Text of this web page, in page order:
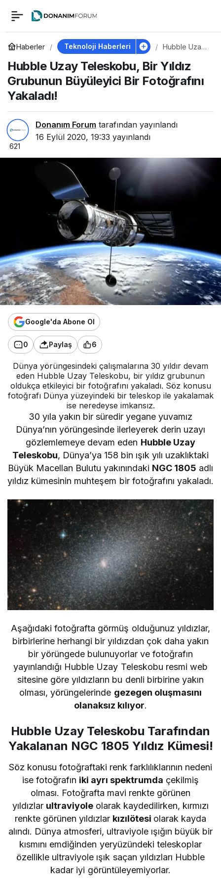
Haberler Teknoloji Haberleri
Hubble Uzay
Bir Yıldız
Grubunun
Büyüleyici Bir
Fotoğrafını
Hubble Uzay Teleskobu, Bir Yıldız
Grubunun Büyüleyici Bir Fotoğrafını
Yakaladı!
Donanım Forum tarafından yayınlandı
16 Eylül 2020, 19:33 yayınlandı
621
Google'da Abone Ol
0 Paylaş 6
Dünya yörüngesindeki çalışmalarına 30 yıldır devam
eden Hubble Uzay Teleskobu, bir yıldız grubunun
oldukça etkileyici bir fotoğrafını yakaladı. Söz konusu
fotoğrafı Dünya yüzeyindeki bir teleskop ile yakalamak
ise neredeyse imkansız.
30 yıla yakın bir süredir yegane yuvamız
Dünya’nın yörüngesinde ilerleyerek derin uzayı
gözlemlemeye devam eden Hubble Uzay
Teleskobu, Dünya’ya 158 bin ışık yılı uzaklıktaki
Büyük Macellan Bulutu yakınındaki NGC 1805 adlı
yıldız kümesinin muhteşem bir fotoğrafını yakaladı.
Aşağıdaki fotoğrafta görmüş olduğunuz yıldızlar,
birbirlerine herhangi bir yıldızdan çok daha yakın
bir yörüngede bulunuyorlar ve fotoğrafın
yayınlandığı Hubble Uzay Teleskobu resmi web
sitesine göre yıldızların bu denli birbirine yakın
olması, yörüngelerinde gezegen oluşmasını
olanaksız kılıyor.
Hubble Uzay Teleskobu Tarafından
Yakalanan NGC 1805 Yıldız Kümesi!
Söz konusu fotoğraftaki renk farklılıklarının nedeni
ise fotoğrafın iki ayrı spektrumda çekilmiş
olması. Fotoğrafta mavi renkte görünen
yıldızlar ultraviyole olarak kaydedilirken, kırmızı
renkte görünen yıldızlar kızılötesi olarak kayda
alındı. Dünya atmosferi, ultraviyole ışığın büyük bir
kısmını emdiğinden yeryüzündeki teleskoplar
özellikle ultraviyole ışık saçan yıldızları Hubble
kadar iyi görüntüleyemiyorlar.
Hubble Uzay
Teleskobu, Bir Yıldız
Grubunun Büyüleyici
Bir Fotoğrafını
Yakaladı!